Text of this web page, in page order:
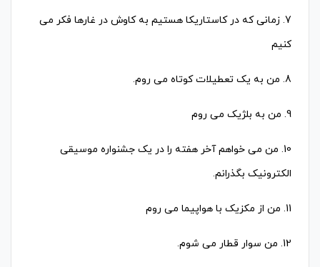
7. زمانی که در کاستاریکا هستیم به کاوش در غارها فکر می
کنیم
8. من به یک تعطیلات کوتاه می روم.
9. من به بلژیک می روم
10. من می خواهم آخر هفته را در یک جشنواره موسیقی
الکترونیک بگذرانم.
11. من از مکزیک با هواپیما می روم
12. من سوار قطار می شوم.